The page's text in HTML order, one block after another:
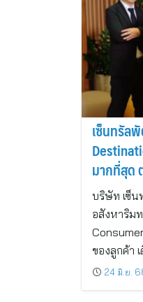
เซ็นทรัล
มากที่สุด
บริษัท เซ็
อสังหาริม
ของลูกค้า
24 มิ.ย.